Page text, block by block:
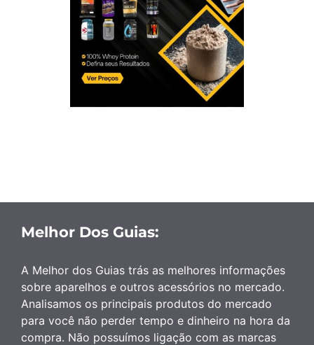
Melhor Dos Guias:
A Melhor dos Guias trás as melhores informações
sobre aparelhos e outros acessórios no mercado.
Analisamos os principais produtos do mercado
para você não perder tempo e dinheiro na hora da
compra. Não possuímos ligação com as marcas